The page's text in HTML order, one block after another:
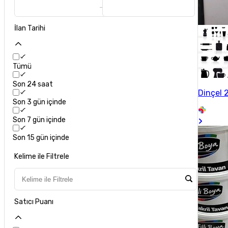
İlan Tarihi
Tümü
Son 24 saat
Son 3 gün içinde
Son 7 gün içinde
Son 15 gün içinde
Kelime ile Filtrele
Satıcı Puanı
Dinçel